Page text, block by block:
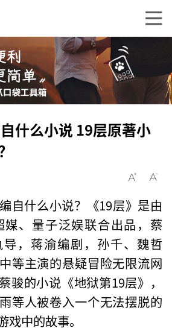
什么小说 19层原著小
自什么小说？《19层》是由
媒、量子泛娱联合出品，蔡
，蒋渝编剧，孙千、魏哲
等主演的悬疑冒险无限流网
骏的小说《地狱第19层》，
等人被卷入一个无法摆脱的
中的故事。